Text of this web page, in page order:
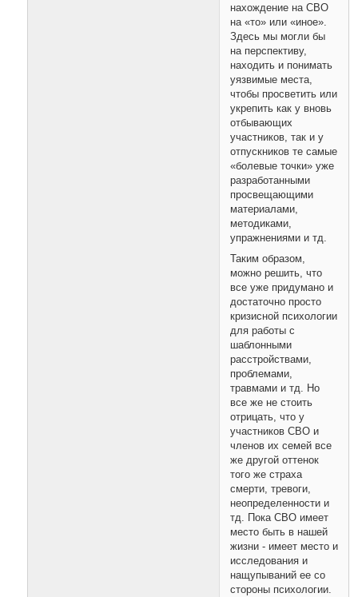
нахождение на СВО
на «то» или «иное».
Здесь мы могли бы
на перспективу,
находить и понимать
уязвимые места,
чтобы просветить или
укрепить как у вновь
отбывающих
участников, так и у
отпускников те самые
«болевые точки» уже
разработанными
просвещающими
материалами,
методиками,
упражнениями и тд.
Таким образом,
можно решить, что
все уже придумано и
достаточно просто
кризисной психологии
для работы с
шаблонными
расстройствами,
проблемами,
травмами и тд. Но
все же не стоить
отрицать, что у
участников СВО и
членов их семей все
же другой оттенок
того же страха
смерти, тревоги,
неопределенности и
тд. Пока СВО имеет
место быть в нашей
жизни - имеет место и
исследования и
нащупываний ее со
стороны психологии.